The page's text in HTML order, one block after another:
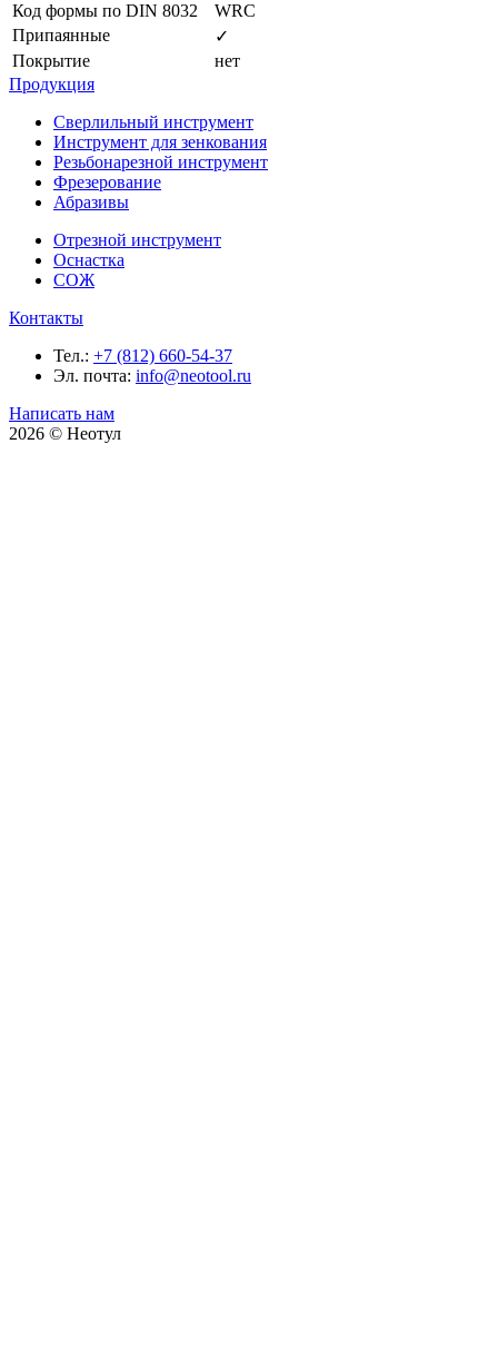
Код формы по DIN 8032
WRC
Припаянные
✓
Покрытие
нет
Продукция
Сверлильный инструмент
Инструмент для зенкования
Резьбонарезной инструмент
Фрезерование
Абразивы
Отрезной инструмент
Оснастка
СОЖ
Контакты
Тел.: +7 (812) 660-54-37
Эл. почта: info@neotool.ru
Написать нам
2026 © Неотул